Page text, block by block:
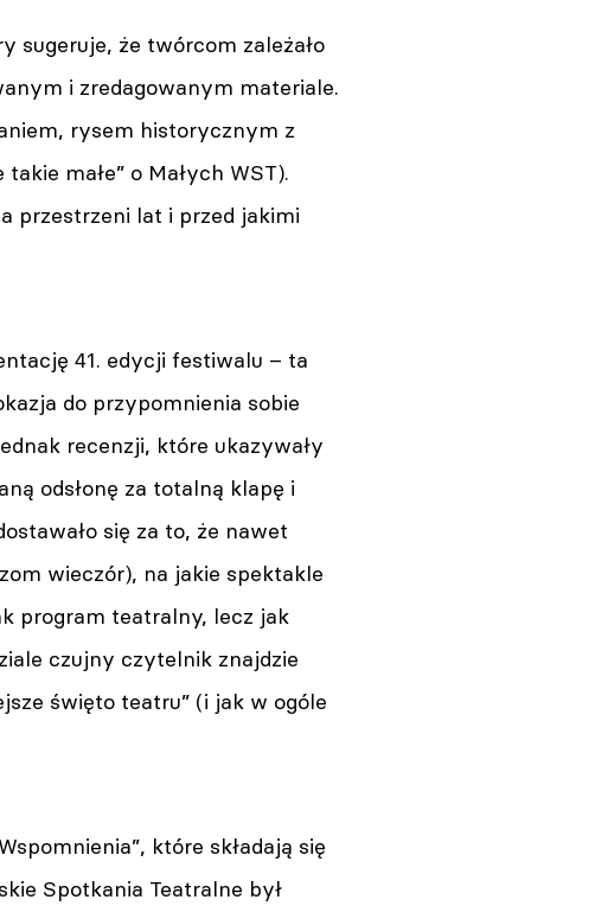
sugeruje, że twórcom zależało
i zredagowanym materiale.
rysem historycznym z
małe” o Małych WST).
przestrzeni lat i przed jakimi
41. edycji festiwalu – ta
do przypomnienia sobie
recenzji, które ukazywały
odsłonę za totalną klapę i
się za to, że nawet
wieczór), na jakie spektakle
program teatralny, lecz jak
czujny czytelnik znajdzie
święto teatru” (i jak w ogóle
które składają się
Spotkania Teatralne był